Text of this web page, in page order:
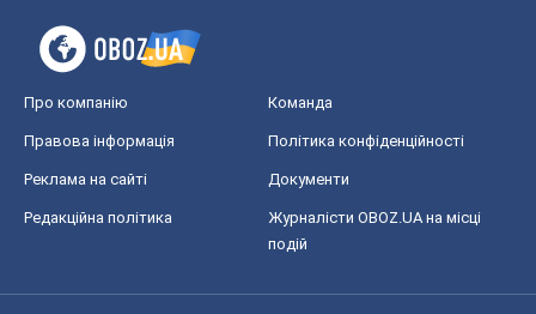
Про компанію Команда
Правова інформація Політика конфіденційності
Реклама на сайті Документи
Редакційна політика
Журналісти OBOZ.UA на місці
подій